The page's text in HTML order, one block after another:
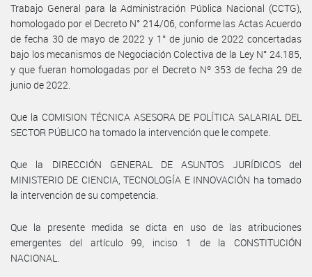
Trabajo General para la Administración Pública Nacional (CCTG),
homologado por el Decreto N° 214/06, conforme las Actas Acuerdo
de fecha 30 de mayo de 2022 y 1° de junio de 2022 concertadas
bajo los mecanismos de Negociación Colectiva de la Ley N° 24.185,
y que fueran homologadas por el Decreto Nº 353 de fecha 29 de
junio de 2022.
Que la COMISION TÉCNICA ASESORA DE POLÍTICA SALARIAL DEL
SECTOR PÚBLICO ha tomado la intervención que le compete.
Que la DIRECCIÓN GENERAL DE ASUNTOS JURÍDICOS del
MINISTERIO DE CIENCIA, TECNOLOGÍA E INNOVACIÓN ha tomado
la intervención de su competencia.
Que la presente medida se dicta en uso de las atribuciones
emergentes del artículo 99, inciso 1 de la CONSTITUCIÓN
NACIONAL.